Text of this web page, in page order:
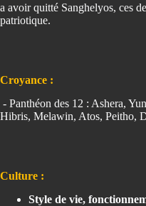
a avoir quitté Sanghelyos, ces
patriotique.
Croyance :
- Panthéon des 12 : Ashera,
Hibris, Melawin, Atos, Peitho,
Culture :
Style de vie,